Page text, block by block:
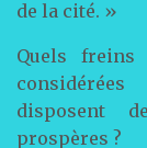
de la cité. »
Quels
disposent
prospères ?